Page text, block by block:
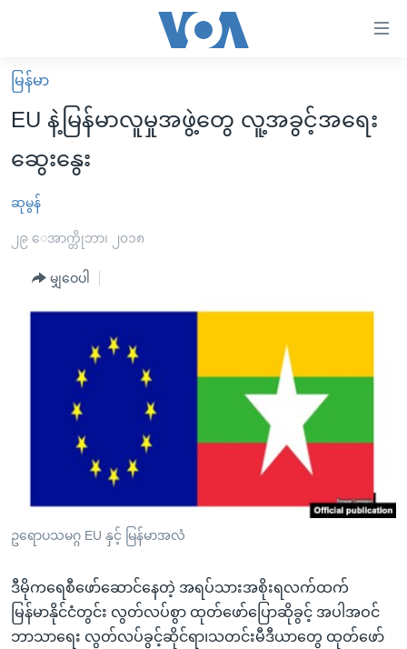
လွယ်ကူ
စေ
Link
များ
ပင်မ
ကျော်
ကျော်
ကြည့်
ရှာဖွေ
ရန်
နေရာ
မူလစာမျက်နှာ
မြန်မာ
ကမ္ဘာ့သတင်းများ
နိုင်ငံတကာ
အစ္စရေး-ပါလက်စတိုင်း
ဗွီဒီယို
အင်္ဂလိပ်စာလေ့လာမယ်
မကြေးမုံရဲ့ အင်္ဂလိပ်စာ
ရုပ်ရှင်ထဲက အင်္ဂလိပ်စာ
သုတပဒေသာ အင်္ဂလိပ်စာ
ရေဒီယိုနှင့်ရုပ်သံ အချက်အလက်များ
ရေဒီယို/တီဗွီအစီအစဉ်
Learning English
ဗွီအိုအေ လူမှုကွန်ယက်များ
ဘာသာစကားများ
မြန်မာ
EU နဲ့မြန်မာလူမှုအဖွဲ့တွေ လူ့အခွင့်အရေး
ဆွေးနွေး
ဆုမွန်
၂၉ ေအာက္တိုဘာ၊ ၂၀၁၈
မျှဝေပါ
ဥရောပသမဂ္ဂ EU နှင့် မြန်မာအလံ
ဒီမိုကရေစီဖော်ဆောင်နေတဲ့ အရပ်သားအစိုးရလက်ထက်
မြန်မာနိုင်ငံတွင်း လွတ်လပ်စွာ ထုတ်ဖော်ပြောဆိုခွင့် အပါအဝင်
ဘာသာရေး လွတ်လပ်ခွင့်ဆိုင်ရာ၊သတင်းမီဒီယာတွေ ထုတ်ဖော်